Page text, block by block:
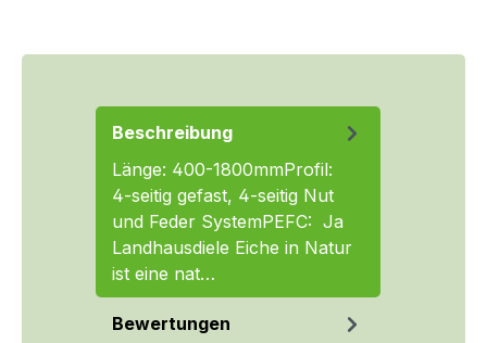
Beschreibung
Länge: 400-1800mmProfil:
4-seitig gefast, 4-seitig Nut
und Feder SystemPEFC: Ja
Landhausdiele Eiche in Natur
ist eine nat…
Bewertungen